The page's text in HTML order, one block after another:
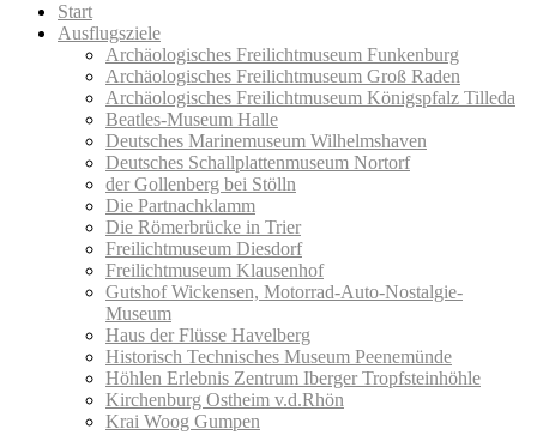
Start
Ausflugsziele
Archäologisches Freilichtmuseum Funkenburg
Archäologisches Freilichtmuseum Groß Raden
Archäologisches Freilichtmuseum Königspfalz Tilleda
Beatles-Museum Halle
Deutsches Marinemuseum Wilhelmshaven
Deutsches Schallplattenmuseum Nortorf
der Gollenberg bei Stölln
Die Partnachklamm
Die Römerbrücke in Trier
Freilichtmuseum Diesdorf
Freilichtmuseum Klausenhof
Gutshof Wickensen, Motorrad-Auto-Nostalgie-
Museum
Haus der Flüsse Havelberg
Historisch Technisches Museum Peenemünde
Höhlen Erlebnis Zentrum Iberger Tropfsteinhöhle
Kirchenburg Ostheim v.d.Rhön
Krai Woog Gumpen